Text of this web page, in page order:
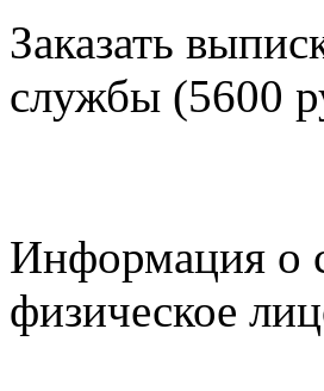
Заказать
службы (5600
Информация о
физическое